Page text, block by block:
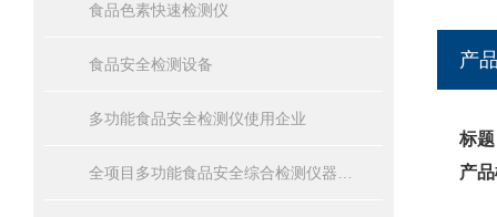
食品色素快速检测仪
食品安全检测设备
多功能食品安全检测仪使用企业
产
标
产